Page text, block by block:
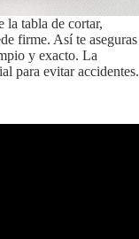
la tabla de cortar,
firme. Así te aseguras
y exacto. La
para evitar accidentes.